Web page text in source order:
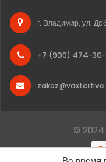
г. Владимир, ул.
+7 (900) 474-
©